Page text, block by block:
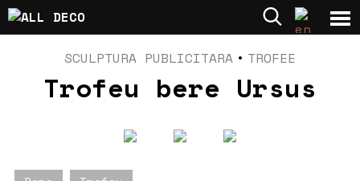
SCULPTURA PUBLICITARA • TROFEE
Trofeu bere Ursus